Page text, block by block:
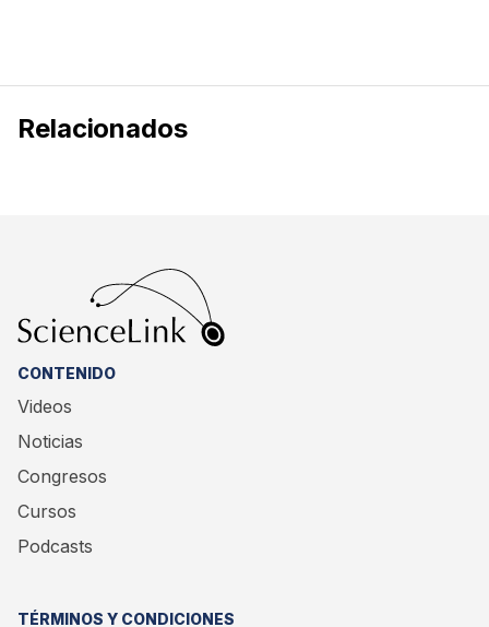
Relacionados
CONTENIDO
Videos
Noticias
Congresos
Cursos
Podcasts
TÉRMINOS Y CONDICIONES